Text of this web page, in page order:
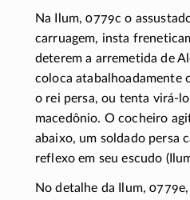
Na Ilum, 0779c o
carruagem, insta
deterem a arremetida de
coloca atabalhoadamente
o rei persa, ou tenta virá-lo
macedônio. O cocheiro
abaixo, um soldado persa
reflexo em seu escudo
No detalhe da Ilum,